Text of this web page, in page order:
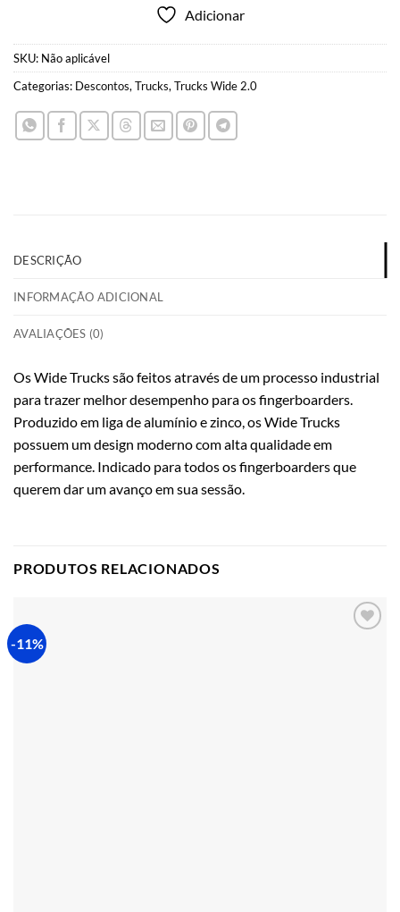
Adicionar
SKU: Não aplicável
Categorias: Descontos, Trucks, Trucks Wide 2.0
DESCRIÇÃO
INFORMAÇÃO ADICIONAL
AVALIAÇÕES (0)
Os Wide Trucks são feitos através de um processo industrial
para trazer melhor desempenho para os fingerboarders.
Produzido em liga de alumínio e zinco, os Wide Trucks
possuem um design moderno com alta qualidade em
performance. Indicado para todos os fingerboarders que
querem dar um avanço em sua sessão.
PRODUTOS RELACIONADOS
-11%